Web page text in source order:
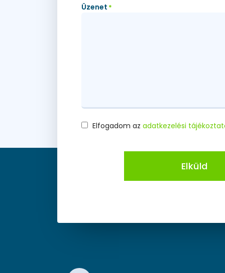
Üzenet *
Consent*
Elfogadom az adatkezelési
Elküld